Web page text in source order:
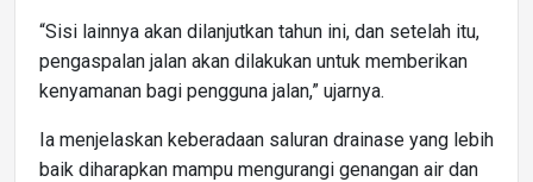
“Sisi lainnya akan dilanjutkan tahun ini, dan setelah itu,
pengaspalan jalan akan dilakukan untuk memberikan
kenyamanan bagi pengguna jalan,” ujarnya.
Ia menjelaskan keberadaan saluran drainase yang lebih
baik diharapkan mampu mengurangi genangan air dan